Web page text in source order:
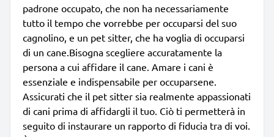
padrone occupato, che non ha necessariamente
tutto il tempo che vorrebbe per occuparsi del suo
cagnolino, e un pet sitter, che ha voglia di occuparsi
di un cane.Bisogna scegliere accuratamente la
persona a cui affidare il cane. Amare i cani è
essenziale e indispensabile per occuparsene.
Assicurati che il pet sitter sia realmente appassionati
di cani prima di affidargli il tuo. Ciò ti permetterà in
seguito di instaurare un rapporto di fiducia tra di voi.